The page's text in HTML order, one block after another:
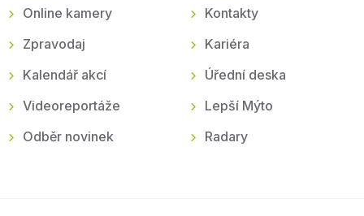
Online kamery
Zpravodaj
Kalendář akcí
Videoreportáže
Odběr novinek
Kontakty
Kariéra
Úřední deska
Lepší Mýto
Radary